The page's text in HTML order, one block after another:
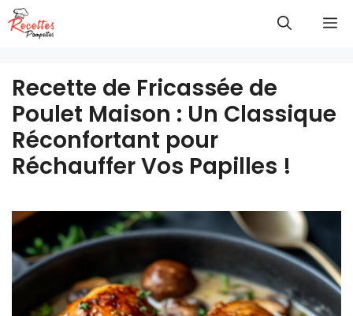
Aller
au
Recette de Fricassée de
Poulet Maison : Un Classique
Réconfortant pour
Réchauffer Vos Papilles !